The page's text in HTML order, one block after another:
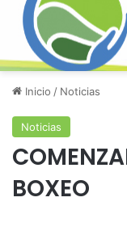
Inicio / Noticias
Noticias
BOXEO